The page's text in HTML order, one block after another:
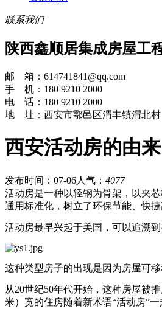
联系我们
陕西鑫顺居集成房屋工
邮 箱：614741841@qq.com
手 机：180 9210 2000
电 话：180 9210 2000
地 址：西安市鄠邑区渭丰镇渭北村
西安活动房的由来
发布时间：07-06人气： 4077
活动房是一种以轻钢为骨架，以夹
通用标准化，树立了环保节能、快
活动房最早兴起于美国，可以追溯
这种类型房子的出现是因为房屋可
从20世纪50年代开始，这种房屋被
米）宽的住房随着新术语“活动房”